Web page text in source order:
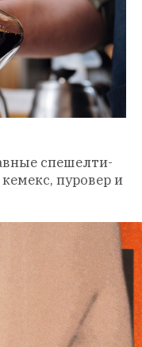
спешелти-
пуровер и